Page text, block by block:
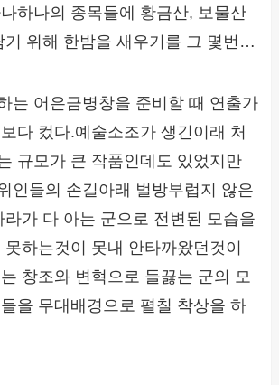
하나의 종목들에 황금산, 보물산
기 위해 한밤을 새우기를 그 몇번…
는 어은금병창을 준비할 때 연출가
다 컸다.예술소조가 생긴이래 처
규모가 큰 작품인데도 있었지만
인들의 손길아래 벌방부럽지 않은
라가 다 아는 군으로 전변된 모습을
하는것이 못내 안타까왔던것이
창조와 변혁으로 들끓는 군의 모
을 무대배경으로 펼칠 착상을 하